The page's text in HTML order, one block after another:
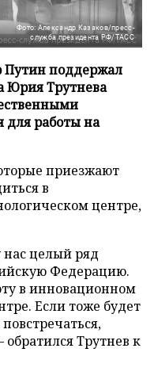
Фото: Александр Казаков/пресс-
служба президента РФ/ТАСС
Путин поддержал
Юрия Трутнева
работы на
приезжают
в
центре,
целый ряд
Федерацию.
в инновационном
Если тоже будет
обратился Трутнев к